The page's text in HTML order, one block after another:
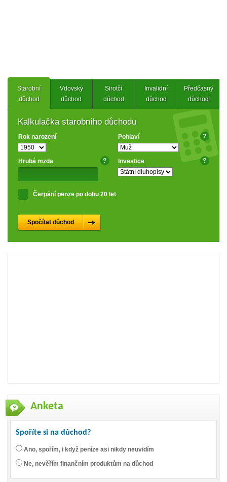
Starobní
důchod
Vdovský
důchod
Sirotčí
důchod
Invalidní
důchod
Předčasný
důchod
Kalkulačka starobního důchodu
Rok narození Pohlaví ?
Hrubá mzda ? Investice ?
Čerpání penze po dobu 20 let
Anketa
Spoříte si na důchod?
Ano, spořím, i když peníze asi nikdy neuvidím
Ne, nevěřím finančním produktům na důchod